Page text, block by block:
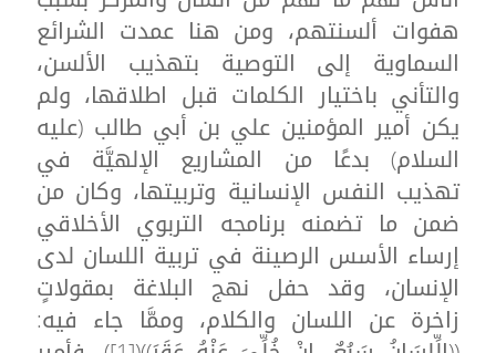
هفوات ألسنتهم، ومن هنا عمدت الشرائع
السماوية إلى التوصية بتهذيب الألسن،
والتأني باختيار الكلمات قبل اطلاقها، ولم
يكن أمير المؤمنين علي بن أبي طالب (عليه
السلام) بدعًا من المشاريع الإلهيَّة في
تهذيب النفس الإنسانية وتربيتها، وكان من
ضمن ما تضمنه برنامجه التربوي الأخلاقي
إرساء الأسس الرصينة في تربية اللسان لدى
الإنسان، وقد حفل نهج البلاغة بمقولاتٍ
زاخرة عن اللسان والكلام، وممَّا جاء فيه: